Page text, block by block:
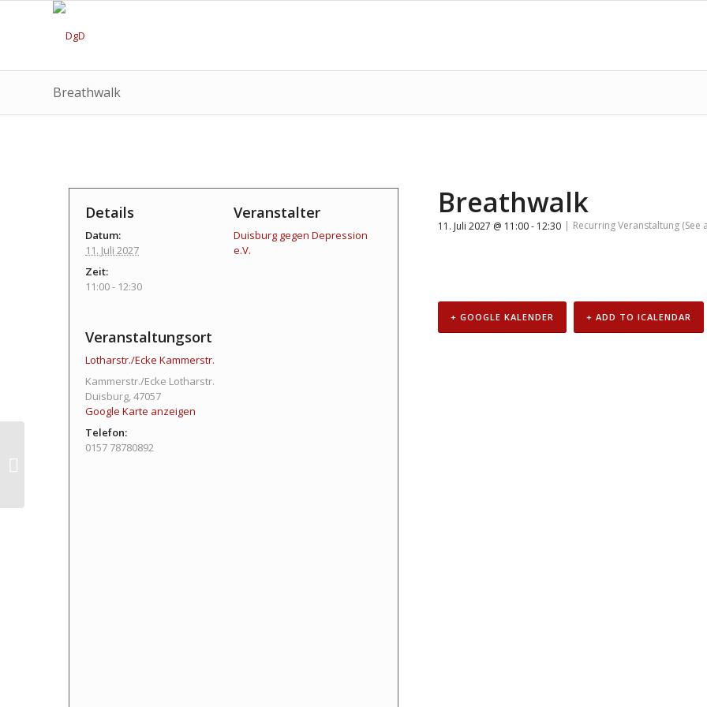
Breathwalk
Breathwalk
11. Juli 2027 @ 11:00- 12:30 | Recurring Veranstaltung (See
+ GOOGLE KALENDER + ADD TO ICALENDAR
Details
Datum:
11. Juli 2027
Zeit:
11:00 - 12:30
Veranstalter
Duisburg gegen Depression
e.V.
Veranstaltungsort
Lotharstr./Ecke Kammerstr.
Kammerstr./Ecke Lotharstr.
Duisburg,47057
Google Karte anzeigen
Telefon:
0157 78780892